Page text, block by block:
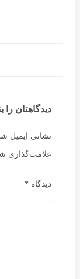
دیدگاهتان را
نشانی ایمیل
علامت‌گذاری
دیدگاه *